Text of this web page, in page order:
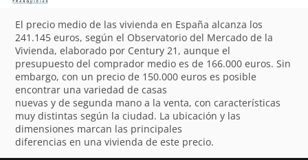
El precio medio de las vivienda en España alcanza los
241.145 euros, según el Observatorio del Mercado de la
Vivienda, elaborado por Century 21, aunque el
presupuesto del comprador medio es de 166.000 euros. Sin
embargo, con un precio de 150.000 euros es posible
encontrar una variedad de casas
nuevas y de segunda mano a la venta, con características
muy distintas según la ciudad. La ubicación y las
dimensiones marcan las principales
diferencias en una vivienda de este precio.